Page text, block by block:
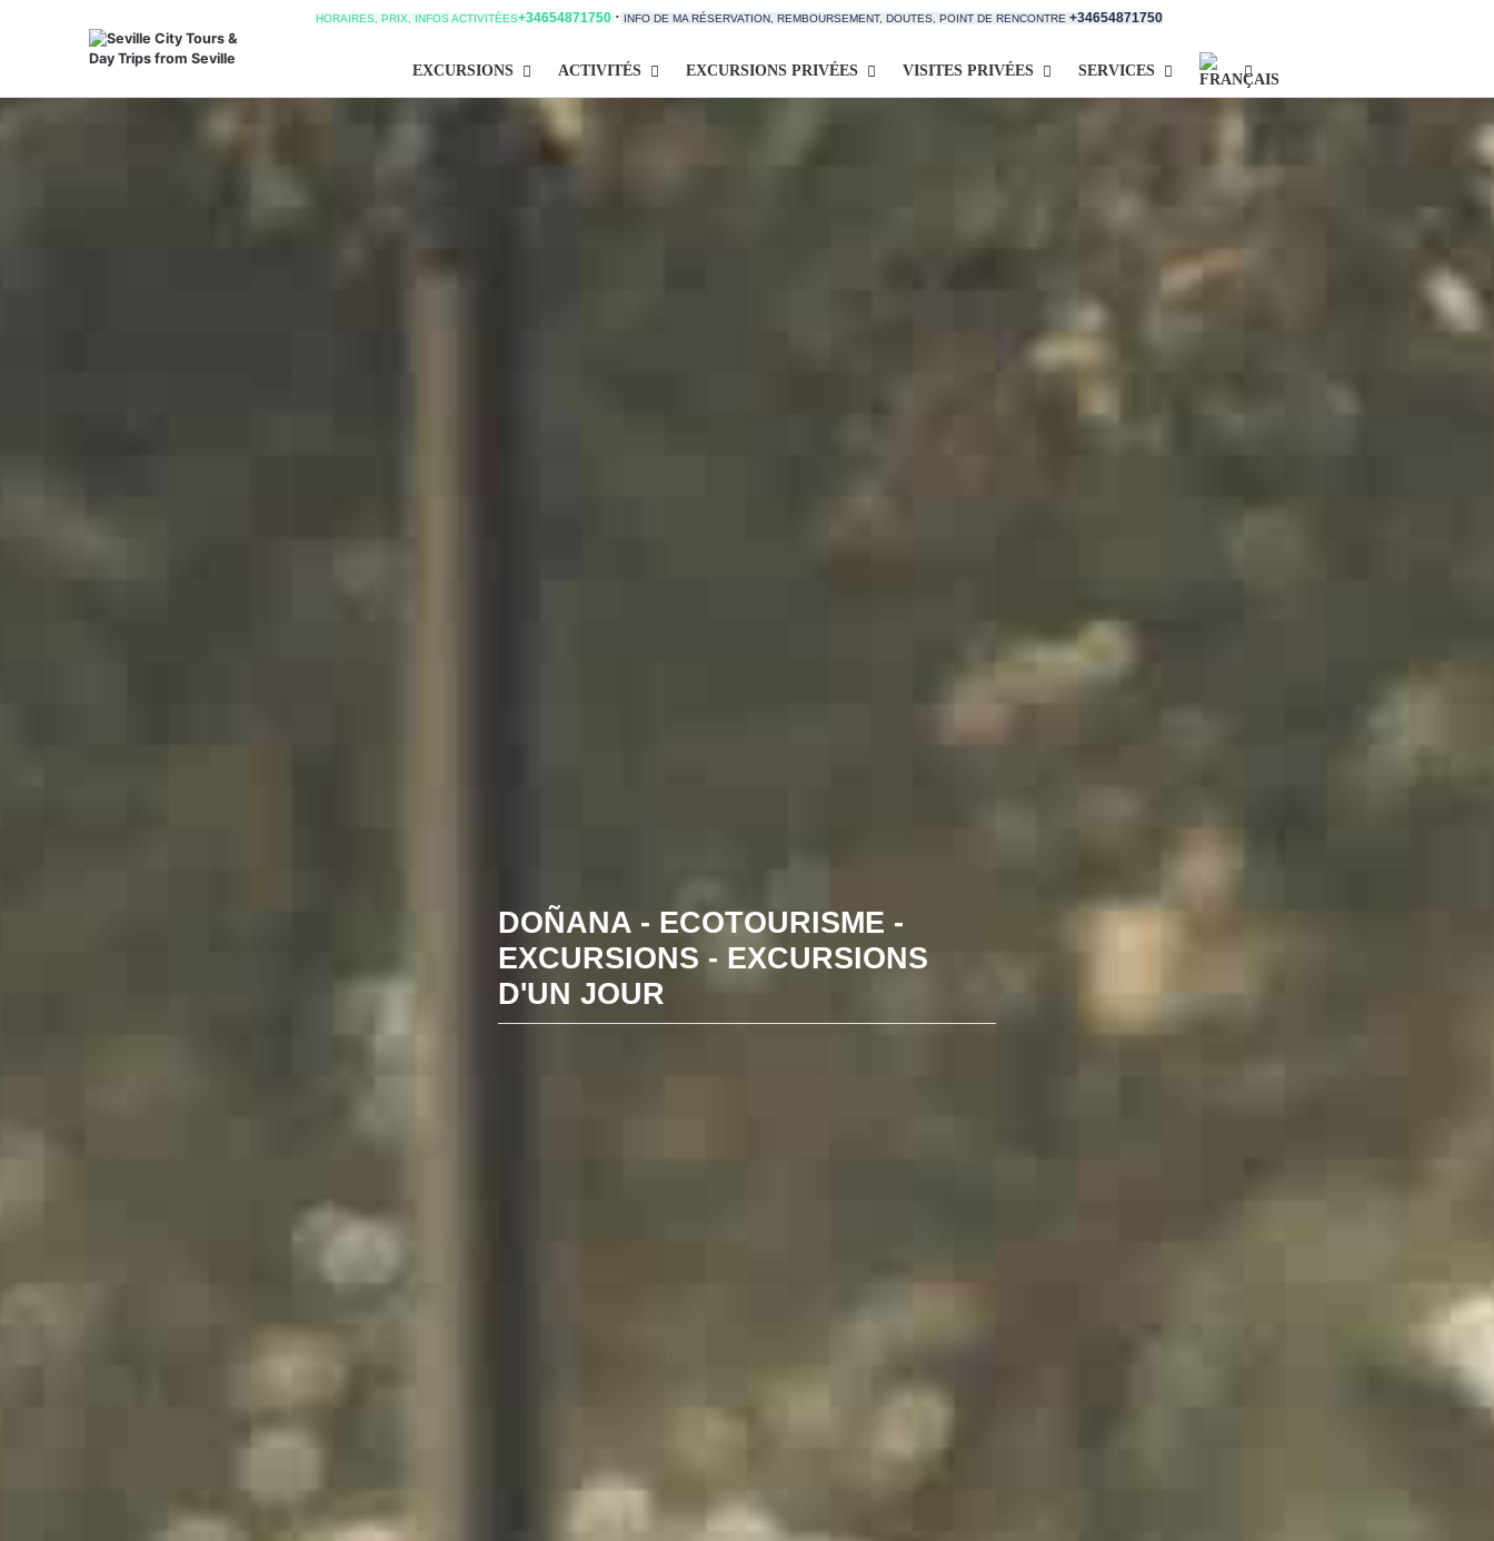
HORAIRES, PRIX, INFOS ACTIVITÉES+34654871750 · INFO DE MA RÉSERVATION, REMBOURSEMENT, DOUTES, POINT DE RENCONTRE +34654871750
EXCURSIONS ACTIVITÉS EXCURSIONS PRIVÉES VISITES PRIVÉES SERVICES
DOÑANA - ECOTOURISME -
EXCURSIONS - EXCURSIONS
D'UN JOUR